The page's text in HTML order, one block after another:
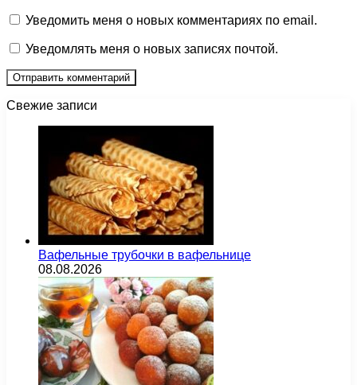
Уведомить меня о новых комментариях по email.
Уведомлять меня о новых записях почтой.
Свежие записи
Вафельные трубочки в вафельнице
08.08.2026